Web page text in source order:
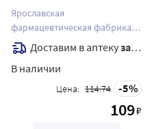
СПИРТОВОЙ/ИНД/УП /
ЯРОСЛАВСКАЯ ФФ/
Ярославская
фармацевтическая фабрика
ЗАО Доставим в аптекузавтра
В наличии
Цена: 114.74 5
109₽